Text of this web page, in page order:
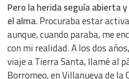
Pero la herida seguía abierta
el alma. Procuraba estar
aunque, cuando paraba, me
con mi realidad. A los dos
viaje a Tierra Santa, llamé al
Borromeo, en Villanueva de la